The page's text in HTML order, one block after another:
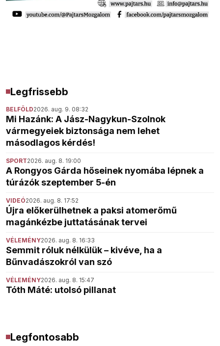
Legfrissebb
BELFÖLD2026. aug. 9. 08:32
Mi Hazánk: A Jász-Nagykun-Szolnok
vármegyeiek biztonsága nem lehet
másodlagos kérdés!
SPORT2026. aug. 8. 19:00
A Rongyos Gárda hőseinek nyomába lépnek a
túrázók szeptember 5-én
VIDEÓ2026. aug. 8. 17:52
Újra előkerülhetnek a paksi atomerőmű
magánkézbe juttatásának tervei
VÉLEMÉNY2026. aug. 8. 16:33
Semmit róluk nélkülük – kivéve, ha a
Bűnvadászokról van szó
VÉLEMÉNY2026. aug. 8. 15:47
Tóth Máté: utolsó pillanat
Legfontosabb